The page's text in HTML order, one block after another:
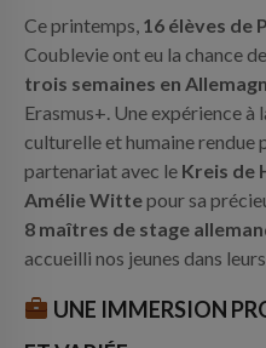
Ce printemps, 16 élèves de
Coublevie ont eu la chance
trois semaines en
Erasmus+. Une expérience à
culturelle et humaine rendue
partenariat avec le Kreis de
Amélie Wittepour sa
8 maîtres de stage
accueilli nos jeunes dans
UNE IMMERSION